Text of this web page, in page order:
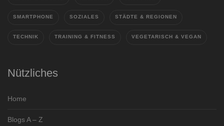
SMARTPHONE SOZIALES STÄDTE & REGIONEN
TECHNIK TRAINING & FITNESS VEGETARISCH & VEGAN
Nützliches
Home
Blogs A – Z